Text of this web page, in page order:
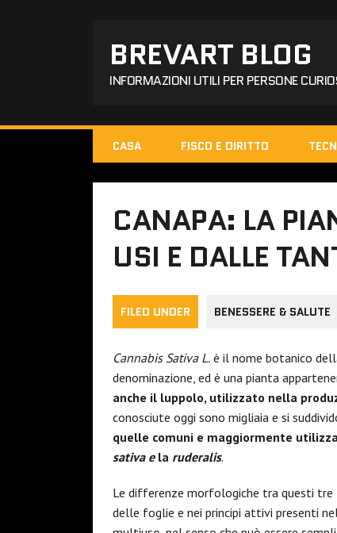
BREVART BLOG
INFORMAZIONI UTILI PER PERSONE
CASA FISCO E DIRITTO
CANAPA: LA
USI E DALLE
FILED UNDER BENESSERE & SALUTE
Cannabis Sativa L. è il nome botanico
denominazione, ed è una pianta
anche il luppolo, utilizzato nella
conosciute oggi sono migliaia e si
quelle comuni e maggiormente
sativa e la ruderalis.
Le differenze morfologiche tra questi
delle foglie e nei principi attivi presenti